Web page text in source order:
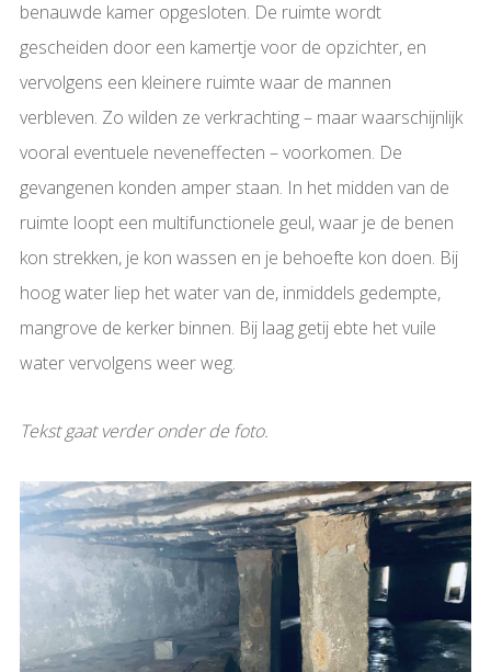
benauwde kamer opgesloten. De ruimte wordt
gescheiden door een kamertje voor de opzichter, en
vervolgens een kleinere ruimte waar de mannen
verbleven. Zo wilden ze verkrachting – maar waarschijnlijk
vooral eventuele neveneffecten – voorkomen. De
gevangenen konden amper staan. In het midden van de
ruimte loopt een multifunctionele geul, waar je de benen
kon strekken, je kon wassen en je behoefte kon doen. Bij
hoog water liep het water van de, inmiddels gedempte,
mangrove de kerker binnen. Bij laag getij ebte het vuile
water vervolgens weer weg.
Tekst gaat verder onder de foto.